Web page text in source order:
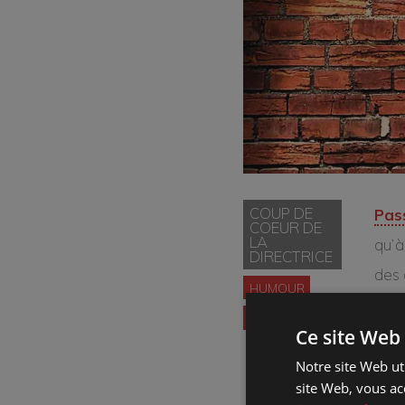
COUP DE
COEUR DE
LA
DIRECTRICE
HUMOUR
des
son
Ce site
Notre site Web
site Web, vous